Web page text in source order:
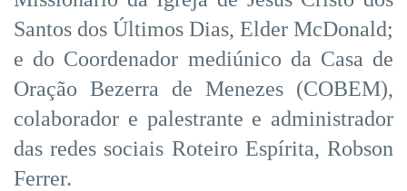
Santos dos Últimos Dias, Elder McDonald;
e do Coordenador mediúnico da Casa de
Oração Bezerra de Menezes (COBEM),
colaborador e palestrante e administrador
das redes sociais Roteiro Espírita, Robson
Ferrer.